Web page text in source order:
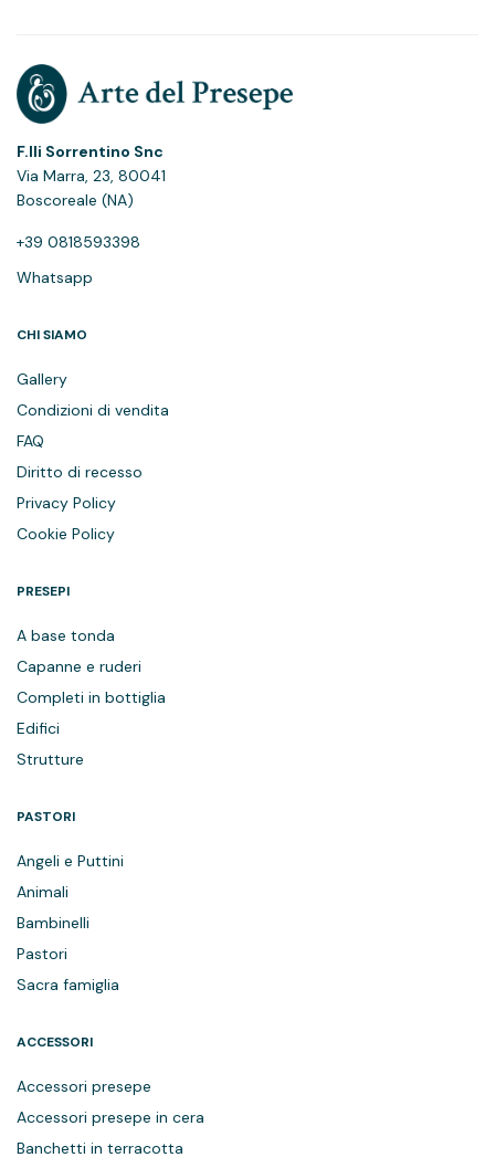
F.lli Sorrentino Snc
Via Marra, 23, 80041
Boscoreale (NA)
+39 0818593398
Whatsapp
CHI SIAMO
Gallery
Condizioni di vendita
FAQ
Diritto di recesso
Privacy Policy
Cookie Policy
PRESEPI
A base tonda
Capanne e ruderi
Completi in bottiglia
Edifici
Strutture
PASTORI
Angeli e Puttini
Animali
Bambinelli
Pastori
Sacra famiglia
ACCESSORI
Accessori presepe
Accessori presepe in cera
Banchetti in terracotta